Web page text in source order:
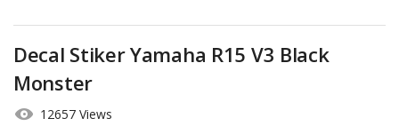
Decal Stiker Yamaha R15 V3 Black
Monster
12657 Views